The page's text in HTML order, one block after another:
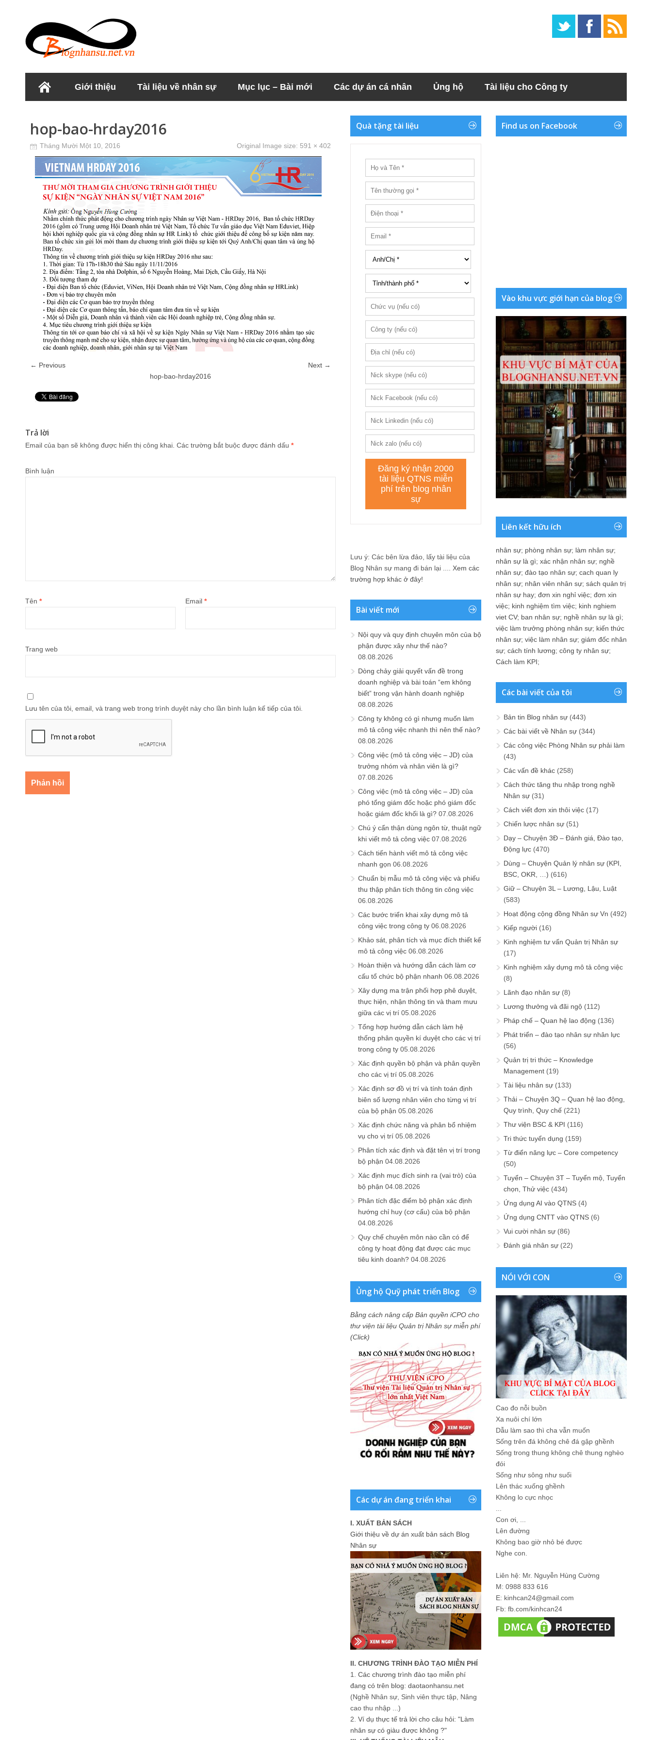
Giới thiệu Tài liệu về nhân sự Mục lục – Bài mới Các dự án cá nhân Ủng hộ Tài liệu cho Công ty
hop-bao-hrday2016
Tháng Mười Một 10, 2016 Original Image size: 591 × 402
← Previous
Next →
hop-bao-hrday2016
Trả lời
Email của bạn sẽ không được hiển thị công khai. Các trường bắt buộc được đánh dấu *
Bình luận
Tên * Email *
Trang web
Lưu tên của tôi, email, và trang web trong trình duyệt này cho lần bình luận kế tiếp của tôi.
Quà tặng tài liệu
Lưu ý: Các bên lừa đảo, lấy tài liệu của
Blog Nhân sự mang đi bán lại .... Xem các
trường hợp khác ở đây!
Bài viết mới
Nội quy và quy định chuyên môn của bộ
phận được xây như thế nào?
08.08.2026
Dòng chảy giải quyết vấn đề trong
doanh nghiệp và bài toán “em không
biết” trong vận hành doanh nghiệp
08.08.2026
Công ty không có gì nhưng muốn làm
mô tả công việc nhanh thì nên thế nào?
08.08.2026
Công việc (mô tả công việc – JD) của
trưởng nhóm và nhân viên là gì?
07.08.2026
Công việc (mô tả công việc – JD) của
phó tổng giám đốc hoặc phó giám đốc
hoặc giám đốc khối là gì? 07.08.2026
Chú ý cẩn thận dùng ngôn từ, thuật ngữ
khi viết mô tả công việc 07.08.2026
Cách tiến hành viết mô tả công việc
nhanh gọn 06.08.2026
Chuẩn bị mẫu mô tả công việc và phiếu
thu thập phân tích thông tin công việc
06.08.2026
Các bước triển khai xây dựng mô tả
công việc trong công ty 06.08.2026
Khảo sát, phân tích và mục đích thiết kế
mô tả công việc 06.08.2026
Hoàn thiện và hướng dẫn cách làm cơ
cấu tổ chức bộ phận nhanh 06.08.2026
Xây dựng ma trận phối hợp phê duyệt,
thực hiện, nhận thông tin và tham mưu
giữa các vị trí 05.08.2026
Tổng hợp hướng dẫn cách làm hệ
thống phân quyền kí duyệt cho các vị trí
trong công ty 05.08.2026
Xác định quyền bộ phận và phân quyền
cho các vị trí 05.08.2026
Xác định sơ đồ vị trí và tính toán định
biên số lượng nhân viên cho từng vị trí
của bộ phận 05.08.2026
Xác định chức năng và phân bổ nhiệm
vụ cho vị trí 05.08.2026
Phân tích xác định và đặt tên vị trí trong
bộ phận 04.08.2026
Xác định mục đích sinh ra (vai trò) của
bộ phận 04.08.2026
Phân tích đặc điểm bộ phận xác định
hướng chỉ huy (cơ cấu) của bộ phận
04.08.2026
Quy chế chuyên môn nào cần có để
công ty hoạt động đạt được các mục
tiêu kinh doanh? 04.08.2026
Ủng hộ Quỹ phát triển Blog
Bằng cách nâng cấp Bản quyền iCPO cho
thư viện tài liệu Quản trị Nhân sự miễn phí
(Click)
Các dự án đang triển khai
I. XUẤT BẢN SÁCH
Giới thiệu về dự án xuất bản sách Blog
Nhân sự
II. CHƯƠNG TRÌNH ĐÀO TẠO MIỄN PHÍ
1. Các chương trình đào tạo miễn phí
đang có trên blog: daotaonhansu.net
(Nghề Nhân sự, Sinh viên thực tập, Nâng
cao thu nhập ...)
2. Ví dụ thực tế trả lời cho câu hỏi: "Làm
nhân sự có giàu được không ?"
Find us on Facebook
Vào khu vực giới hạn của blog
Liên kết hữu ích
nhân sự; phòng nhân sự; làm nhân sự;
nhân sự là gì; xác nhận nhân sự; nghề
nhân sự; đào tạo nhân sự; cach quan ly
nhân sự; nhân viên nhân sự; sách quản trị
nhân sự hay; đơn xin nghỉ việc; đơn xin
việc; kinh nghiệm tìm việc; kinh nghiem
viet CV; ban nhân sự; nghề nhân sự là gì;
việc làm trưởng phòng nhân sự; kiến thức
nhân sự; việc làm nhân sự; giám đốc nhân
sự; cách tính lương; công ty nhân sự;
Cách làm KPI;
Các bài viết của tôi
Bản tin Blog nhân sự (443)
Các bài viết về Nhân sự (344)
Các công việc Phòng Nhân sự phải làm
(43)
Các vấn đề khác (258)
Cách thức tăng thu nhập trong nghề
Nhân sự (31)
Cách viết đơn xin thôi việc (17)
Chiến lược nhân sự (51)
Dạy – Chuyện 3Đ – Đánh giá, Đào tạo,
Động lực (470)
Dùng – Chuyện Quản lý nhân sự (KPI,
BSC, OKR, …) (616)
Giữ – Chuyện 3L – Lương, Lậu, Luật
(583)
Hoạt động cộng đồng Nhân sự Vn (492)
Kiếp người (16)
Kinh nghiệm tư vấn Quản trị Nhân sự
(17)
Kinh nghiệm xây dựng mô tả công việc
(8)
Lãnh đạo nhân sự (8)
Lương thưởng và đãi ngộ (112)
Pháp chế – Quan hệ lao động (136)
Phát triển – đào tạo nhân sự nhân lực
(56)
Quản trị tri thức – Knowledge
Management (19)
Tài liệu nhân sự (133)
Thải – Chuyện 3Q – Quan hệ lao động,
Quy trình, Quy chế (221)
Thư viện BSC & KPI (116)
Tri thức tuyển dụng (159)
Từ điển năng lực – Core competency
(50)
Tuyển – Chuyện 3T – Tuyển mộ, Tuyển
chọn, Thử việc (434)
Ứng dụng AI vào QTNS (4)
Ứng dụng CNTT vào QTNS (6)
Vui cười nhân sự (86)
Đánh giá nhân sự (22)
NÓI VỚI CON
Cao đo nỗi buồn
Xa nuôi chí lớn
Dẫu làm sao thì cha vẫn muốn
Sống trên đá không chê đá gập ghềnh
Sống trong thung không chê thung nghèo
đói
Sống như sông như suối
Lên thác xuống ghềnh
Không lo cực nhọc
Con ơi, ...
Lên đường
Không bao giờ nhỏ bé được
Nghe con.
Liên hệ: Mr. Nguyễn Hùng Cường
M: 0988 833 616
E: kinhcan24@gmail.com
Fb: fb.com/kinhcan24